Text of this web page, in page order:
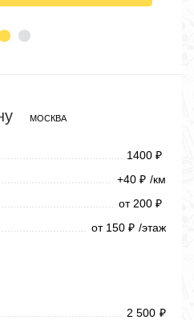
МОСКВА
1400 ₽
+40 ₽ /км
от 200 ₽
от 150 ₽ /этаж
2 500 ₽